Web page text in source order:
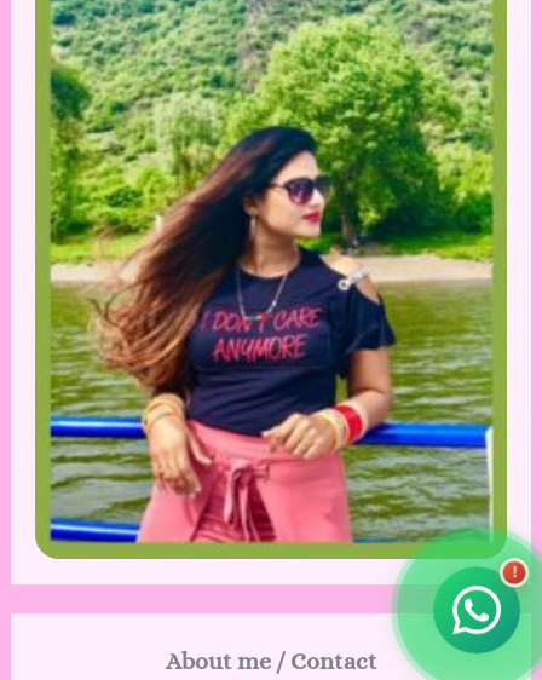
About me / Contact
!